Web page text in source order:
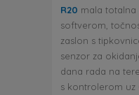
R20 mala totalna
softverom,
zaslon s
senzor za
dana rada na
s kontrolerom uz